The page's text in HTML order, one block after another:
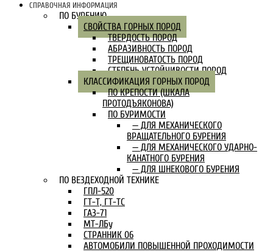
СПРАВОЧНАЯ ИНФОРМАЦИЯ
ПО БУРЕНИЮ
СВОЙСТВА ГОРНЫХ ПОРОД
ТВЕРДОСТЬ ПОРОД
АБРАЗИВНОСТЬ ПОРОД
ТРЕЩИНОВАТОСТЬ ПОРОД
СТЕПЕНЬ УСТОЙЧИВОСТИ ПОРОД
КЛАССИФИКАЦИЯ ГОРНЫХ ПОРОД
ПО КРЕПОСТИ (ШКАЛА
ПРОТОДЪЯКОНОВА)
ПО БУРИМОСТИ
— ДЛЯ МЕХАНИЧЕСКОГО
ВРАЩАТЕЛЬНОГО БУРЕНИЯ
— ДЛЯ МЕХАНИЧЕСКОГО УДАРНО-
КАНАТНОГО БУРЕНИЯ
— ДЛЯ ШНЕКОВОГО БУРЕНИЯ
ПО ВЕЗДЕХОДНОЙ ТЕХНИКЕ
ГПЛ-520
ГТ-Т, ГТ-ТС
ГАЗ-71
МТ-ЛБу
СТРАННИК 06
АВТОМОБИЛИ ПОВЫШЕННОЙ ПРОХОДИМОСТИ